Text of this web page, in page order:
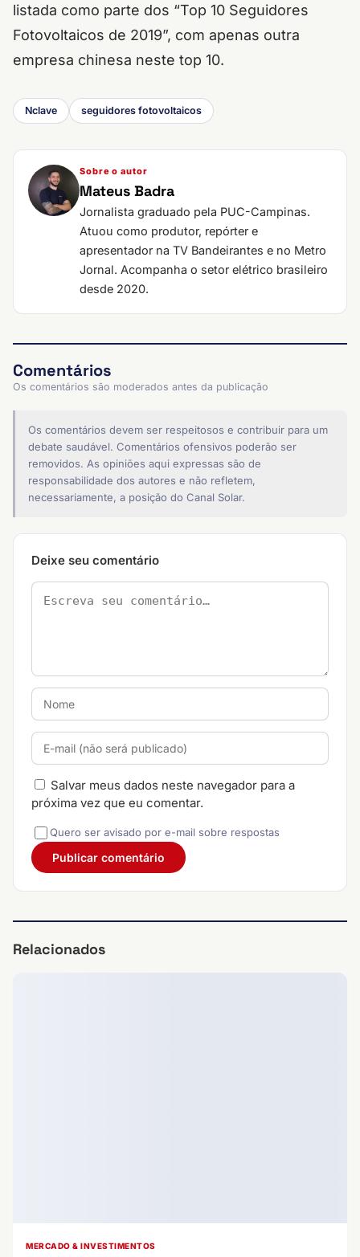
listada como parte dos “Top 10 Seguidores
Fotovoltaicos de 2019”, com apenas outra
empresa chinesa neste top 10.
Nclave seguidores fotovoltaicos
Sobre o autor
Mateus Badra
Jornalista graduado pela PUC-Campinas.
Atuou como produtor, repórter e
apresentador na TV Bandeirantes e no Metro
Jornal. Acompanha o setor elétrico brasileiro
desde 2020.
Comentários
Os comentários são moderados antes da publicação
Os comentários devem ser respeitosos e contribuir para um
debate saudável. Comentários ofensivos poderão ser
removidos. As opiniões aqui expressas são de
responsabilidade dos autores e não refletem,
necessariamente, a posição do Canal Solar.
Deixe seu comentário
Salvar meus dados neste navegador para a
próxima vez que eu comentar.
Quero ser avisado por e-mail sobre respostas
Relacionados
MERCADO & INVESTIMENTOS